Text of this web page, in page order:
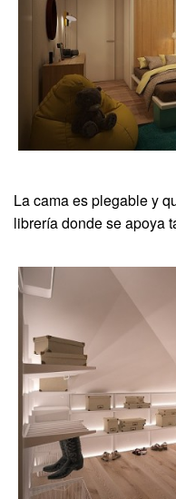
La cama es plegable y
librería donde se apoya